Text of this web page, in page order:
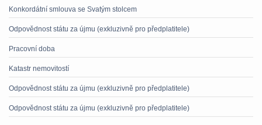
Konkordátní smlouva se Svatým stolcem
Odpovědnost státu za újmu (exkluzivně pro předplatitele)
Pracovní doba
Katastr nemovitostí
Odpovědnost státu za újmu (exkluzivně pro předplatitele)
Odpovědnost státu za újmu (exkluzivně pro předplatitele)